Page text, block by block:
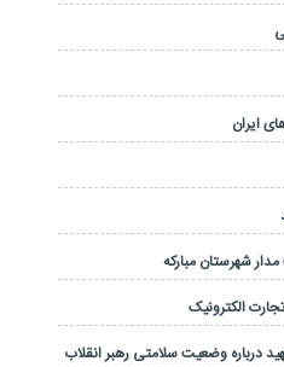
ایران
شهرستان مبارکه
الکترونیک
درباره وضعیت سلامتی رهبر انقلاب